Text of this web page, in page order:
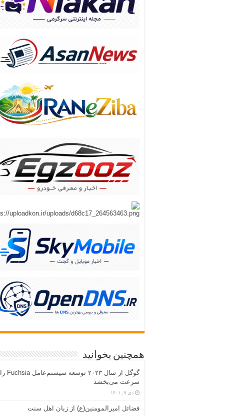
همچنین بخوانید
گوگل از سال ۲۰۲۳ توسعه سیستم‌عامل Fuchsia را
سرعت می‌بخشد
دی ۹, ۱۴۰۱
فضائل امیرالمومنین(ع) از زبان اهل سنت